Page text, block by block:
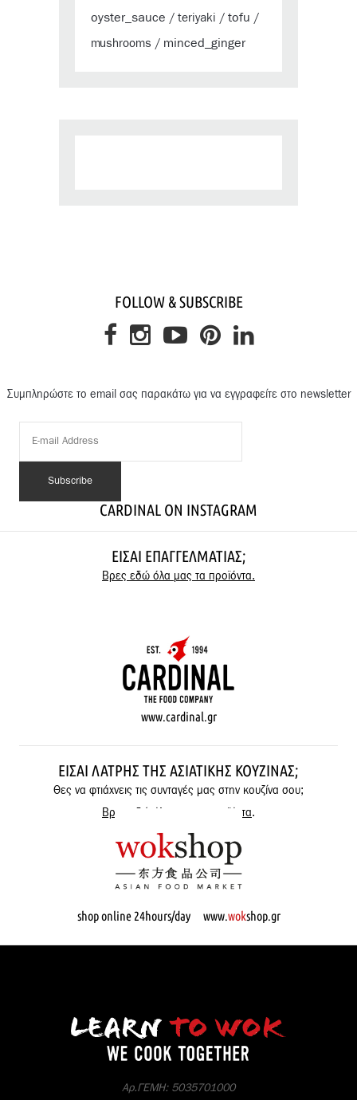
oyster_sauce / teriyaki / tofu /
mushrooms / minced_ginger
FOLLOW & SUBSCRIBE
Συμπληρώστε το email σας παρακάτω για να εγγραφείτε στο newsletter
CARDINAL ON INSTAGRAM
ΕΊΣΑΙ ΕΠΑΓΓΕΛΜΑΤΊΑΣ;
Βρες εδώ όλα μας τα προϊόντα.
www.cardinal.gr
ΕΊΣΑΙ ΛΆΤΡΗΣ ΤΗΣ ΑΣΙΑΤΙΚΉΣ ΚΟΥΖΊΝΑΣ;
Θες να φτιάχνεις τις συνταγές μας στην κουζίνα σου;
Βρες εδώ όλα μας τα προϊόντα.
shop online 24hours/day www.wokshop.gr
Αρ.ΓΕΜΗ: 5035701000